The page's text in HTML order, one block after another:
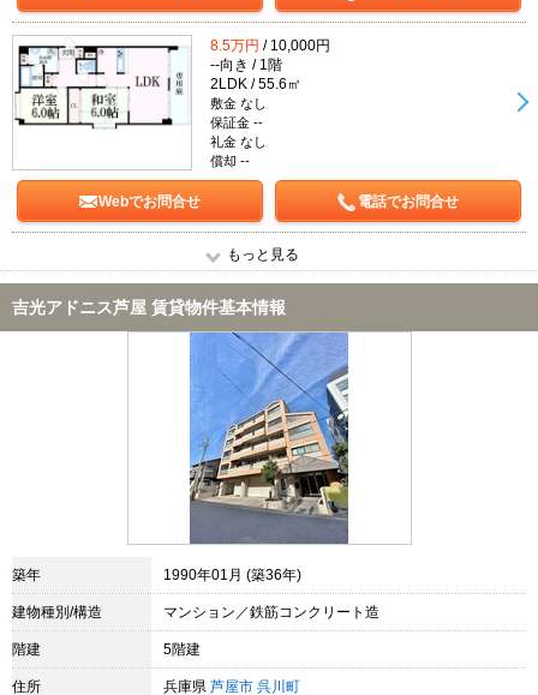
8.5万円 / 10,000円
--向き / 1階
2LDK / 55.6㎡
敷金 なし
保証金 --
礼金 なし
償却 --
Webでお問合せ 電話でお問合せ
もっと見る
吉光アドニス芦屋 賃貸物件基本情報
築年 1990年01月 (築36年)
建物種別/構造 マンション／鉄筋コンクリート造
階建 5階建
住所 兵庫県 芦屋市 呉川町